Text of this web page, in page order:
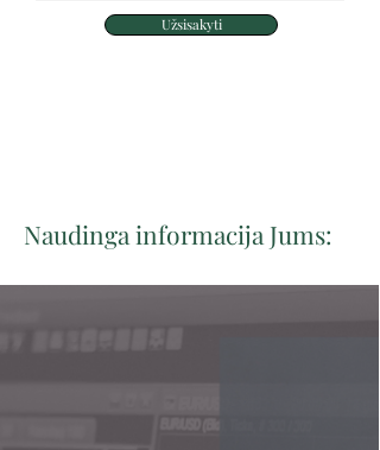
Užsisakyti
Naudinga informacija Jums: